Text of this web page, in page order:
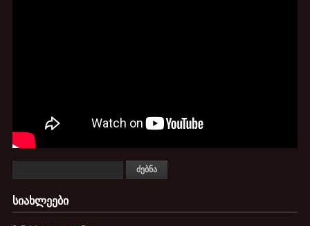
სიახლეები